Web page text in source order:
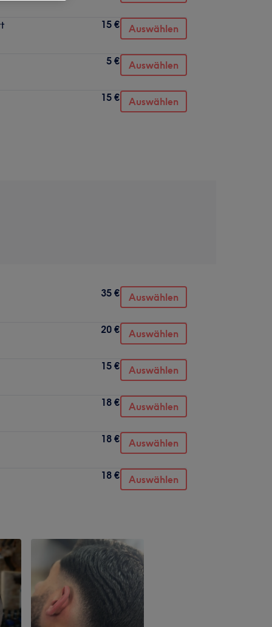
15 € Auswählen
5 € Auswählen
15 € Auswählen
35 € Auswählen
20 € Auswählen
15 € Auswählen
18 € Auswählen
18 € Auswählen
18 € Auswählen